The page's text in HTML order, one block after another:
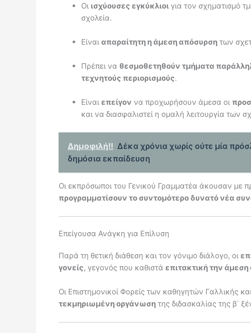
Οι ισχύουσες εγκύκλιοι για τον σχηματισμό
σχολεία.
Είναι απαραίτητη η άμεση απόσυρση των
Πρέπει να θεσμοθετηθούν τμήματα
τεχνητούς περιορισμούς.
Είναι επείγον να προχωρήσουν άμεσα οι
και να διασφαλιστεί η ομαλή λειτουργία των
Δημοφιλή!! Δέκα χρόνια χωρίς ούτε μία
δημόσια εκπαίδευση
Οι εκπρόσωποι του Γενικού Γραμματέα άκουσαν με
προγραμματίσουν το συντομότερο δυνατό νέα
Επείγουσα Ανάγκη για Επίλυση
Παρά τη θετική διάθεση και τον γόνιμο διάλογο, οι
γονείς, γεγονός που καθιστά επιτακτική την
Οι Επιστημονικοί Φορείς των καθηγητών Γαλλικής
τεκμηριωμένη οργάνωση της διδασκαλίας της β΄